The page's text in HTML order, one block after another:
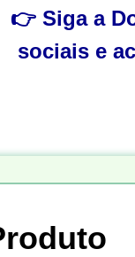
👉 Siga a
sociais e